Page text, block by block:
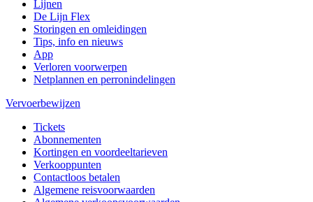
Lijnen
De Lijn Flex
Storingen en omleidingen
Tips, info en nieuws
App
Verloren voorwerpen
Netplannen en perronindelingen
Vervoerbewijzen
Tickets
Abonnementen
Kortingen en voordeeltarieven
Verkooppunten
Contactloos betalen
Algemene reisvoorwaarden